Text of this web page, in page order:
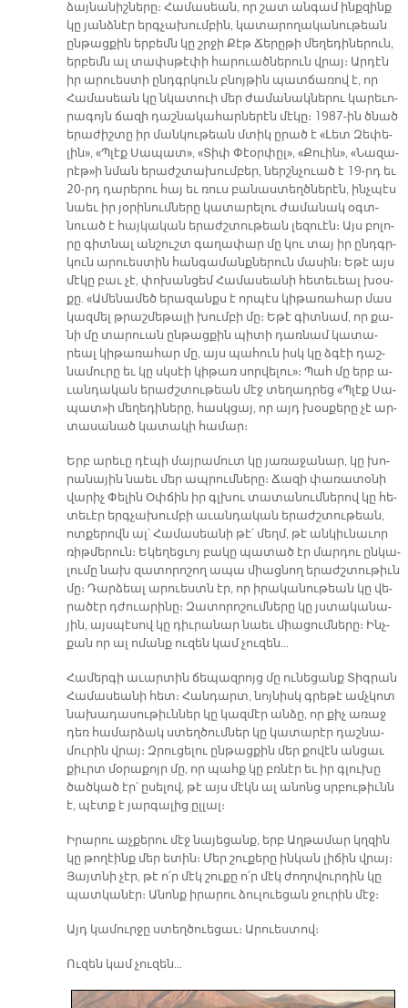
ձայ­նա­նիշ­նե­րը։ Հա­մա­սեան, որ շատ ան­գամ ինք­զինք
կը յանձ­նէր երգ­չա­խում­բին, կա­տա­րո­ղա­կա­նու­թեան
ըն­թաց­քին եր­բեմն կը շրջի Քէթ Ճե­րը­թի մե­ղե­դի­նե­րուն,
եր­բեմն ալ տափս­թէ­փի հա­րուած­նե­րուն վրայ։ Ար­դէն
իր ա­րուես­տի ընդգր­կուն բնոյ­թին պատ­ճա­ռով է, որ
Հա­մա­սեան կը նկա­տուի մեր ժա­մա­նակ­նե­րու կա­րե­ւո­
րա­գոյն ճա­զի դաշ­նա­կա­հար­նե­րէն մէ­կը։ 1987-ին ծնած
ե­րա­ժիշ­տը իր ման­կու­թեան մտիկ ը­րած է «Լետ Զե­փե­
լին», «Պլէք Սա­պատ», «Տիփ Փէօր­փըլ», «Քուին», «Նա­զա­
րէթ»ի նման ե­րաժշ­տա­խում­բեր, ներշն­չուած է 19-րդ եւ
20-րդ դա­րե­րու հայ եւ ռուս բա­նաս­տեղծ­նե­րէն, ինչ­պէս
նաեւ իր յօ­րի­նում­նե­րը կա­տա­րե­լու ժա­մա­նակ օգտ­
նուած է հայ­կա­կան ե­րաժշտու­թեան լե­զուէն։ Այս բո­լո­
րը գիտ­նալ ան­շուշտ գա­ղա­փար մը կու տայ իր ընդգր­
կուն ա­րուես­տին հան­գա­մանք­նե­րուն մա­սին։ Ե­թէ այս
մէ­կը բաւ չէ, փո­խան­ցեմ Հա­մա­սեա­նի հե­տե­ւեալ խօս­
քը. «Ա­մե­նա­մեծ ե­րա­զանքս է որ­պէս կի­թա­ռա­հար մաս
կազ­մել թրաշ­մե­թա­լի խում­բի մը։ Ե­թէ գիտ­նամ, որ քա­
նի մը տա­րուան ըն­թաց­քին պի­տի դառ­նամ կա­տա­
րեալ կի­թա­ռա­հար մը, այս պա­հուն իսկ կը ձգէի դաշ­
նա­մու­րը եւ կը սկսէի կի­թառ սոր­վե­լու»։ Պահ մը երբ ա­
ւան­դա­կան ե­րաժշտու­թեան մէջ տե­ղադ­րեց «Պլէք Սա­
պատ»ի մե­ղե­դի­նե­րը, հասկ­ցայ, որ այդ խօս­քե­րը չէ ար­
տա­սա­նած կա­տա­կի հա­մար։
Երբ ա­րե­ւը դէ­պի մայ­րա­մուտ կը յա­ռա­ջա­նար, կը խո­
րա­նա­յին նաեւ մեր ապ­րում­նե­րը։ Ճա­զի փա­ռա­տօ­նի
վա­րիչ Փե­լին Օփ­ճին իր գլխու տա­տա­նում­նե­րով կը հե­
տե­ւէր երգ­չա­խում­բի ա­ւան­դա­կան ե­րաժշ­տու­թեան,
ոտ­քե­րովն ալ՝ Հա­մա­սեա­նի թէ՛ մեղմ, թէ ան­կիւ­նա­ւոր
ռիթ­մե­րուն։ Ե­կե­ղեց­ւոյ բա­կը պա­տած էր մար­դու ըն­կա­
լու­մը նախ զա­տո­րո­շող ա­պա միաց­նող ե­րաժշ­տու­թիւն
մը։ Դար­ձեալ ա­րուեստն էր, որ ի­րա­կա­նու­թեան կը վե­
րա­ծէր դժուա­րի­նը։ Զա­տո­րո­շում­նե­րը կը յստա­կա­նա­
յին, այս­պէ­սով կը դիւ­րա­նար նաեւ միա­ցում­նե­րը։ Ինչ­
քան որ ալ ո­մանք ու­զեն կամ չու­զեն…
Հա­մեր­գի ա­ւար­տին ճե­պազ­րոյց մը ու­նե­ցանք Տիգ­րան
Հա­մա­սեա­նի հետ։ Հան­դարտ, նոյ­նիսկ գրե­թէ ամչ­կոտ
նա­խա­դա­սու­թիւն­ներ կը կազ­մէր ան­ձը, որ քիչ ա­ռաջ
դեռ հա­մար­ձակ ստեղ­ծում­ներ կը կա­տա­րէր դաշ­նա­
մու­րին վրայ։ Զրու­ցե­լու ըն­թաց­քին մեր քո­վէն ան­ցաւ
քիւրտ մօ­րա­քոյր մը, որ պահք կը բռնէր եւ իր գլու­խը
ծած­կած էր՝ ը­սե­լով, թէ այս մէկն ալ ա­նոնց սրբու­թիւնն
է, պէտք է յար­գա­լից ըլ­լալ։
Ի­րա­րու աչ­քե­րու մէջ նա­յե­ցանք, երբ Աղ­թա­մար կղզին
կը թո­ղէինք մեր ե­տին։ Մեր շու­քե­րը ին­կան լի­ճին վրայ։
Յայտ­նի չէր, թէ ո՛ր մէկ շու­քը ո՛ր մէկ ժո­ղո­վուր­դին կը
պատ­կա­նէր։ Ա­նոնք ի­րա­րու ձու­լուե­ցան ջու­րին մէջ։
Այդ կա­մուր­ջը ստեղ­ծուե­ցաւ։ Ա­րուես­տով։
Ու­զեն կամ չու­զե­ն…